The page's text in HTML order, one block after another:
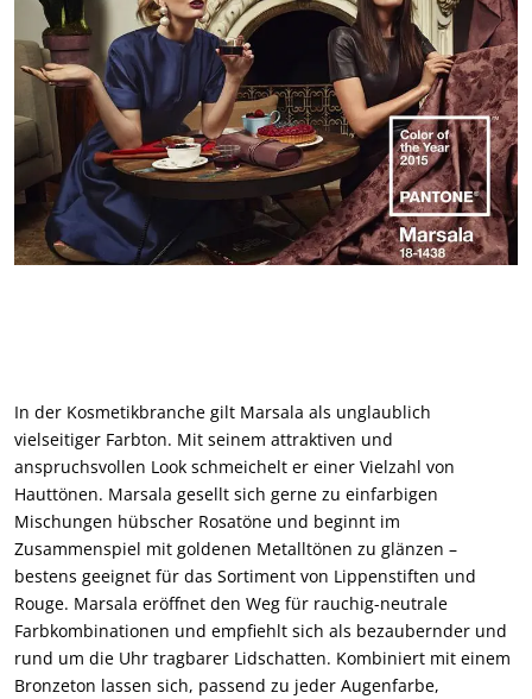
In der Kosmetikbranche gilt Marsala als unglaublich
vielseitiger Farbton. Mit seinem attraktiven und
anspruchsvollen Look schmeichelt er einer Vielzahl von
Hauttönen. Marsala gesellt sich gerne zu einfarbigen
Mischungen hübscher Rosatöne und beginnt im
Zusammenspiel mit goldenen Metalltönen zu glänzen –
bestens geeignet für das Sortiment von Lippenstiften und
Rouge. Marsala eröffnet den Weg für rauchig-neutrale
Farbkombinationen und empfiehlt sich als bezaubernder und
rund um die Uhr tragbarer Lidschatten. Kombiniert mit einem
Bronzeton lassen sich, passend zu jeder Augenfarbe,